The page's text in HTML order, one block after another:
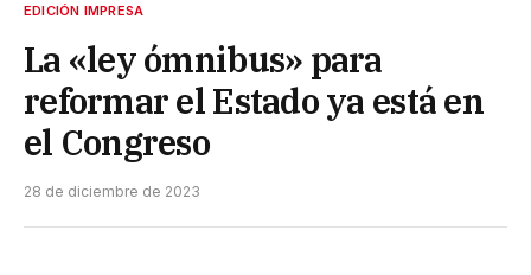
EDICIÓN IMPRESA
La «ley ómnibus» para
reformar el Estado ya está en
el Congreso
28 de diciembre de 2023